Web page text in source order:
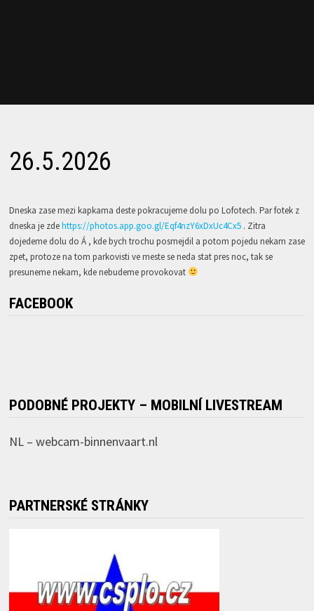
26.5.2026
Dneska zase mezi kapkama deste pokracujeme dolu po Lofotech. Par fotek z
dneska je zdehttps://photos.app.goo.gl/Eqf4nzY6xDxUc4Cx5. Zitra
dojedeme dolu do Á , kde bych trochu posmejdil a potom pojedu nekam zase
zpet, protoze na tom parkovisti ve meste se neda stat pres noc, tak se
presuneme nekam, kde nebudeme provokovat
FACEBOOK
PODOBNÉ PROJEKTY – MOBILNÍ LIVESTREAM
NL – webcam-binnenvaart.nl
PARTNERSKÉ STRÁNKY